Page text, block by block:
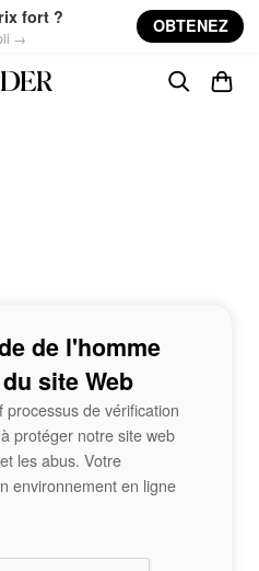
fort ?
→
OBTENEZ
de l'homme
site Web
de vérification
protéger notre site web
les abus. Votre
environnement en ligne